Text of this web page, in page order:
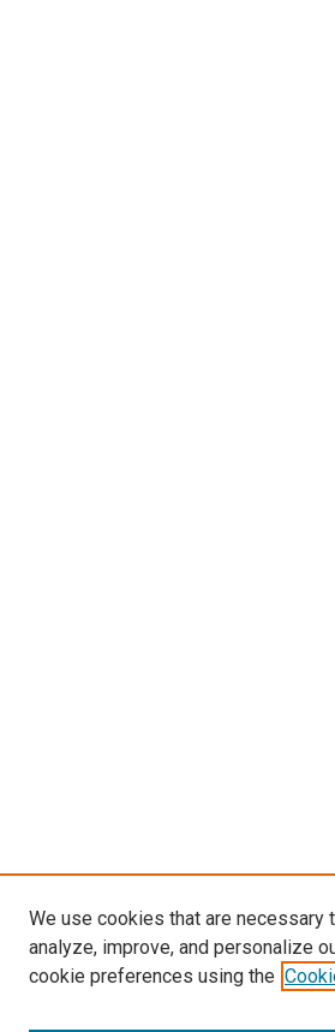
We use cookies that are necessary
analyze, improve, and personalize
cookie preferences using the